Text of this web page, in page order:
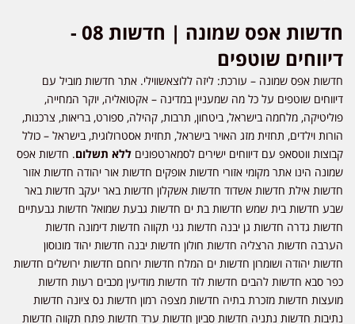
חדשות אפס שמונה | חדשות 08 -
דיווחים שוטפים
חדשות אפס שמונה – עורכת: ליזה ללוצאשווילי. אתר חדשות מוביל עם
דיווחים שוטפים על כל מה שמעניין במדינה – אקטואליה, יוקר המחייה,
פוליטיקה, מלחמה בישראל, ביטחון, תרבות, קהילה, ספורט, בריאות, צרכנות,
הורות וילדים, תחזית מזג האויר בישראל, תחזית אסטרולוגית, בישראל – כולל
קבוצות ווטסאפ עם דיווחים ישירים לסמארטפונים ללא תשלום. חדשות אפס
שמונה הינו אתר מקומי אזורי חדשות אופקים חדשות אור יהודה חדשות אזור
חדשות אילת חדשות אשדוד חדשות אשקלון חדשות באר יעקב חדשות באר
שבע חדשות בית שמש חדשות בת ים חדשות גבעת שמואל חדשות גבעתיים
חדשות גדרה חדשות גן יבנה חדשות גני תקווה חדשות דימונה חדשות
הערבה חדשות הרצליה חדשות חולון חדשות יבנה חדשות יהוד מונוסון
חדשות יהודה ושומרון חדשות ים המלח חדשות ירוחם חדשות ירושלים חדשות
כפר סבא חדשות להבים חדשות לוד חדשות מודיעין מכבים רעות חדשות
מועצות חדשות מזכרת בתיה חדשות מצפה רמון חדשות נס ציונה חדשות
נתיבות חדשות נתניה חדשות סביון חדשות ערד חדשות פתח תקווה חדשות